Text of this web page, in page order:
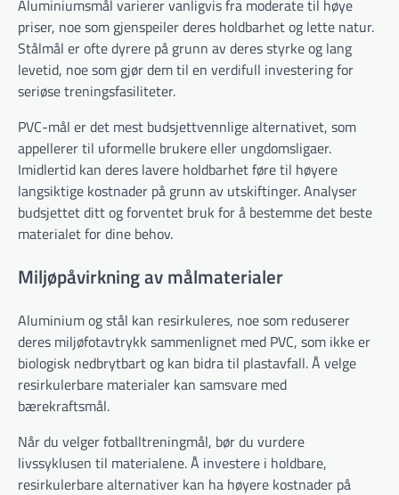
Aluminiumsmål varierer vanligvis fra moderate til høye
priser, noe som gjenspeiler deres holdbarhet og lette natur.
Stålmål er ofte dyrere på grunn av deres styrke og lang
levetid, noe som gjør dem til en verdifull investering for
seriøse treningsfasiliteter.
PVC-mål er det mest budsjettvennlige alternativet, som
appellerer til uformelle brukere eller ungdomsligaer.
Imidlertid kan deres lavere holdbarhet føre til høyere
langsiktige kostnader på grunn av utskiftinger. Analyser
budsjettet ditt og forventet bruk for å bestemme det beste
materialet for dine behov.
Miljøpåvirkning av målmaterialer
Aluminium og stål kan resirkuleres, noe som reduserer
deres miljøfotavtrykk sammenlignet med PVC, som ikke er
biologisk nedbrytbart og kan bidra til plastavfall. Å velge
resirkulerbare materialer kan samsvare med
bærekraftsmål.
Når du velger fotballtreningmål, bør du vurdere
livssyklusen til materialene. Å investere i holdbare,
resirkulerbare alternativer kan ha høyere kostnader på